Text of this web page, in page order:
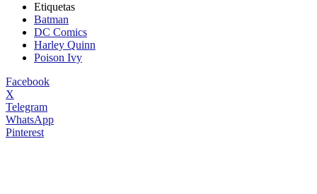
Etiquetas
Batman
DC Comics
Harley Quinn
Poison Ivy
Facebook
X
Telegram
WhatsApp
Pinterest